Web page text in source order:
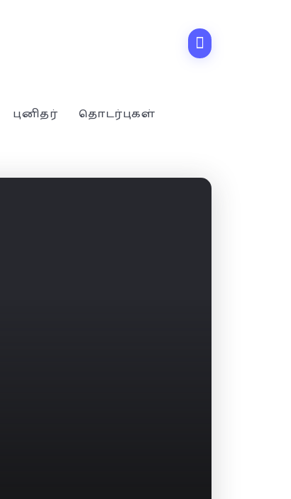
புனிதர் தொடர்புகள்